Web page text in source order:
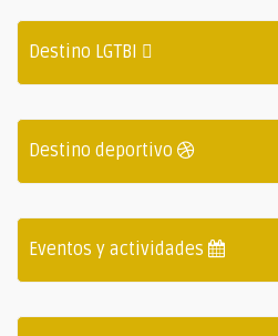
Destino LGTBI
Destino deportivo
Eventos y actividades